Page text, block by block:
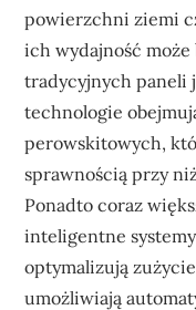
powierzchni ziemi
ich wydajność
tradycyjnych paneli
technologie
perowskitowych,
sprawnością przy
Ponadto coraz
inteligentne
optymalizują
umożliwiają